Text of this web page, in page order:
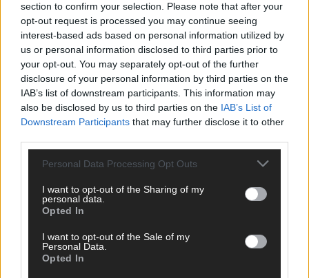
section to confirm your selection. Please note that after your
opt-out request is processed you may continue seeing
interest-based ads based on personal information utilized by
us or personal information disclosed to third parties prior to
your opt-out. You may separately opt-out of the further
disclosure of your personal information by third parties on the
IAB’s list of downstream participants. This information may
also be disclosed by us to third parties on the IAB’s List of
Downstream Participants that may further disclose it to other
Personal Data Processing Opt Outs
I want to opt-out of the Sharing of my
personal data.
Opted In
I want to opt-out of the Sale of my
Personal Data.
Opted In
DIREKT ZUM THEMA
Politik & Co